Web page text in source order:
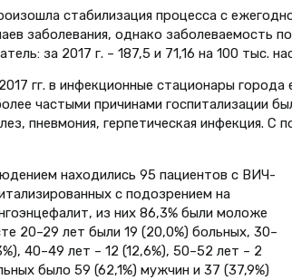
стабилизация процесса с
заболевания, однако заболеваемость
за 2017 г. – 187,5 и 71,16 на 100 тыс.
гг. в инфекционные стационары
частыми причинами госпитализации
пневмония, герпетическая инфекция.
находились 95 пациентов с ВИЧ-
с подозрением на
из них 86,3% были моложе
20–29 лет были 19 (20,0%) больных, 30–
40–49 лет – 12 (12,6%), 50–52 лет – 2
было 59 (62,1%) мужчин и 37 (37,9%)